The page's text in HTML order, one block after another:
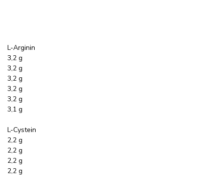
L-Arginin
3,2 g
3,2 g
3,2 g
3,2 g
3,2 g
3,1 g
L-Cystein
2,2 g
2,2 g
2,2 g
2,2 g